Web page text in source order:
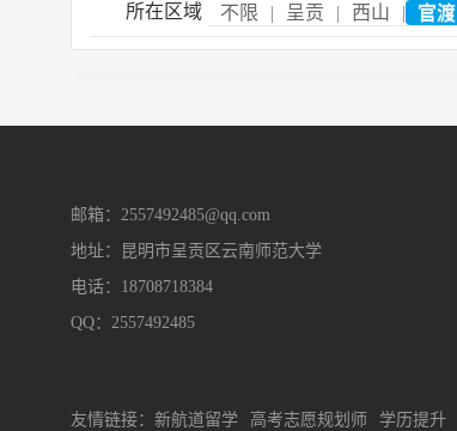
所在区域 不限 | 呈贡 | 西山 | 官渡
邮箱：2557492485@qq.com
地址：昆明市呈贡区云南师范大学
电话：18708718384
QQ：2557492485
友情链接： 新航道留学 高考志愿规划师 学历提升